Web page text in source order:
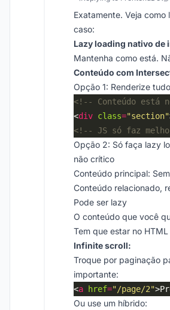
Exatamente. Veja como
caso:
Lazy loading nativo de
Mantenha como está.
Conteúdo com
Opção 1: Renderize
<!-- Conteúdo está
<div class="section"
<!-- JS só faz
Opção 2: Só faça lazy
não crítico
Conteúdo principal:
Conteúdo relacionado,
Pode ser lazy
O conteúdo que você
Tem que estar no HTML
Infinite scroll:
Troque por paginação
importante:
<a href="/page/2"
Ou use um híbrido: